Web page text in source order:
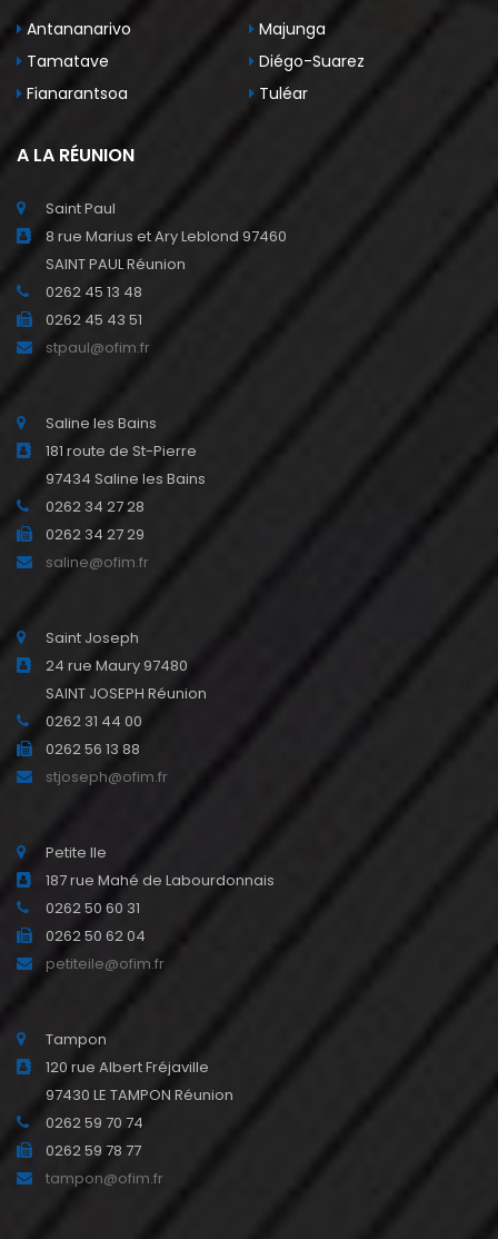
Antananarivo
Majunga
Tamatave
Diégo-Suarez
Fianarantsoa
Tuléar
A LA RÉUNION
Saint Paul
8 rue Marius et Ary Leblond 97460
SAINT PAUL Réunion
0262 45 13 48
0262 45 43 51
stpaul@ofim.fr
Saline les Bains
181 route de St-Pierre
97434 Saline les Bains
0262 34 27 28
0262 34 27 29
saline@ofim.fr
Saint Joseph
24 rue Maury 97480
SAINT JOSEPH Réunion
0262 31 44 00
0262 56 13 88
stjoseph@ofim.fr
Petite Ile
187 rue Mahé de Labourdonnais
0262 50 60 31
0262 50 62 04
petiteile@ofim.fr
Tampon
120 rue Albert Fréjaville
97430 LE TAMPON Réunion
0262 59 70 74
0262 59 78 77
tampon@ofim.fr